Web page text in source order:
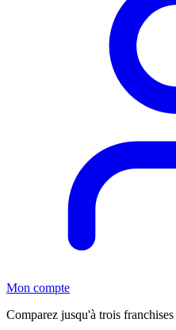
Mon compte
Comparez jusqu'à trois franchises